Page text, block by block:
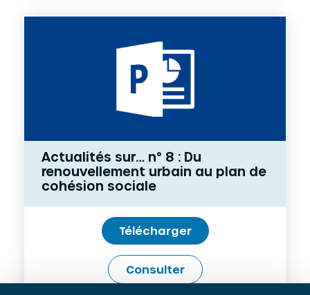
Actualités sur… n° 8 : Du
renouvellement urbain au plan de
cohésion sociale
Télécharger
Consulter